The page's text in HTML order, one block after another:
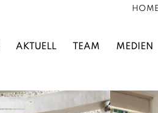
HOME
AKTUELL TEAM MEDIEN